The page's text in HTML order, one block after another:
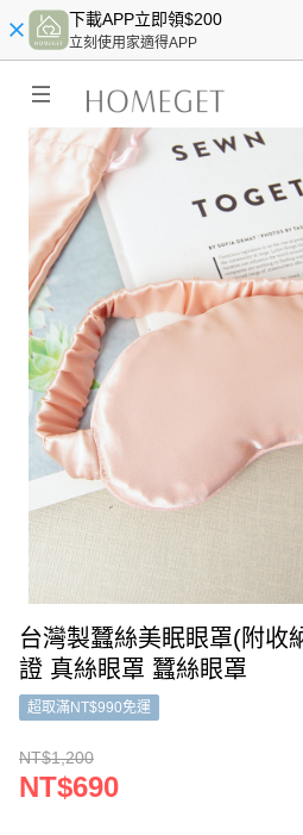
下載APP立即領$200
立刻使用家適得APP
台灣製蠶絲美眠眼罩(附收
證 真絲眼罩 蠶絲眼罩
超取滿NT$990免運
NT$1,200
NT$690